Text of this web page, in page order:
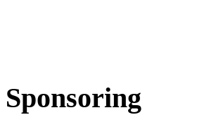
Sponsoring